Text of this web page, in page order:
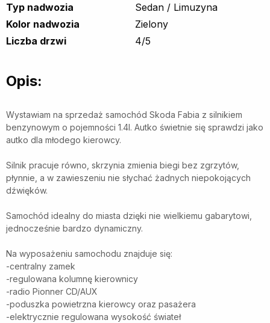
Typ nadwozia
Sedan / Limuzyna
Kolor nadwozia
Zielony
Liczba drzwi
4/5
Opis:
Wystawiam na sprzedaż samochód Skoda Fabia z silnikiem
benzynowym o pojemności 1.4l. Autko świetnie się sprawdzi jako
autko dla młodego kierowcy.
Silnik pracuje równo, skrzynia zmienia biegi bez zgrzytów,
płynnie, a w zawieszeniu nie słychać żadnych niepokojących
dźwięków.
Samochód idealny do miasta dzięki nie wielkiemu gabarytowi,
jednocześnie bardzo dynamiczny.
Na wyposażeniu samochodu znajduje się:
-centralny zamek
-regulowana kolumnę kierownicy
-radio Pionner CD/AUX
-poduszka powietrzna kierowcy oraz pasażera
-elektrycznie regulowana wysokość świateł